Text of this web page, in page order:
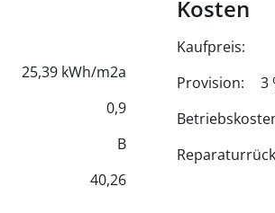
25,39 kWh/m2a
0,9
B
40,26
Kosten
Kaufpreis:
Provision:
3